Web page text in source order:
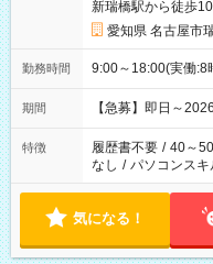
新瑞橋駅から徒歩
愛知県 名古屋市
勤務時間 9:00～18:00(実働:8
期間 【急募】即日～
特徴 履歴書不要 / 40～
なし / パソコンスキ
気になる！